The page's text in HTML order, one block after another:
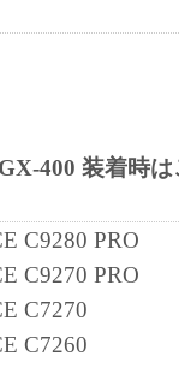
いて「本ソフ
て、「本ソフ
。
場合を除き、
なる知的財産
りません。
譲渡、販売、
り、第三者に「
400 装着時
C9280 PRO
C9270 PRO
C7270
C7260